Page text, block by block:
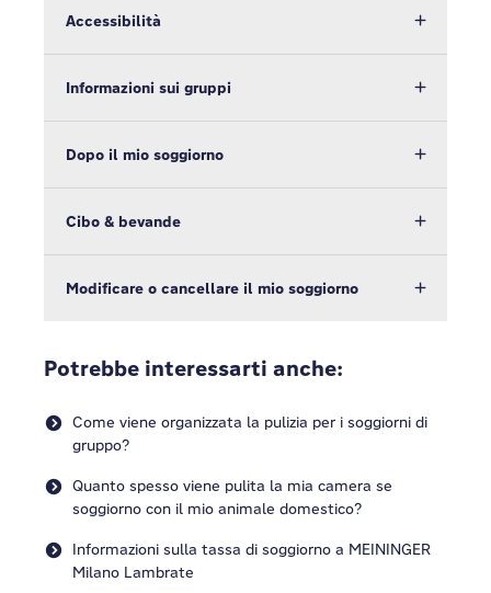
Accessibilità
Informazioni sui gruppi
Dopo il mio soggiorno
Cibo & bevande
Modificare o cancellare il mio soggiorno
Potrebbe interessarti anche:
Come viene organizzata la pulizia per i soggiorni di
gruppo?
Quanto spesso viene pulita la mia camera se
soggiorno con il mio animale domestico?
Informazioni sulla tassa di soggiorno a MEININGER
Milano Lambrate